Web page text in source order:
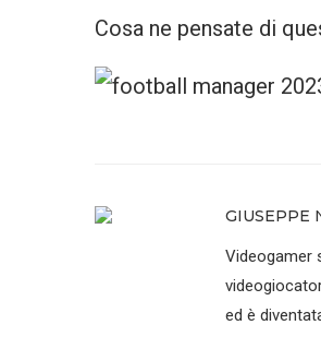
Cosa ne pensate di
GIUSEPPE
Videogamer
ed è